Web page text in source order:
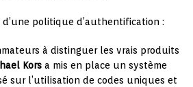
politique d’authentification :
à distinguer les vrais produits
Kors a mis en place un système
sur l’utilisation de codes uniques et